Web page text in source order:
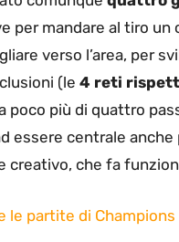
per mandare al tiro
verso l’area, per
(le 4 reti
più di quattro
essere centrale
creativo, che fa
le partite di